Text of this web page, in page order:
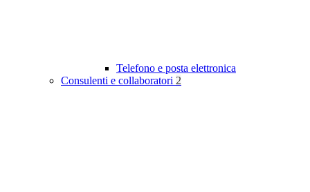
Telefono e posta elettronica
Consulenti e collaboratori 2